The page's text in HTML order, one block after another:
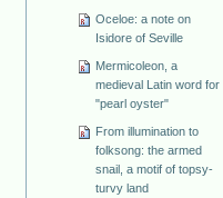
Oceloe: a note on
Isidore of Seville
Mermicoleon, a
medieval Latin word for
"pearl oyster"
From illumination to
folksong: the armed
snail, a motif of topsy-
turvy land